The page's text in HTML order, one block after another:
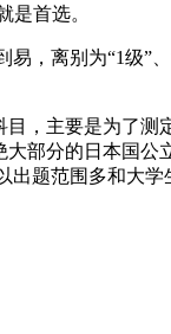
是首选。
，离别为“1级”
，主要是为了
部分的日本国
题范围多和大